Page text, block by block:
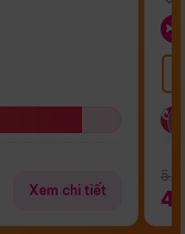
Xem chi tiết